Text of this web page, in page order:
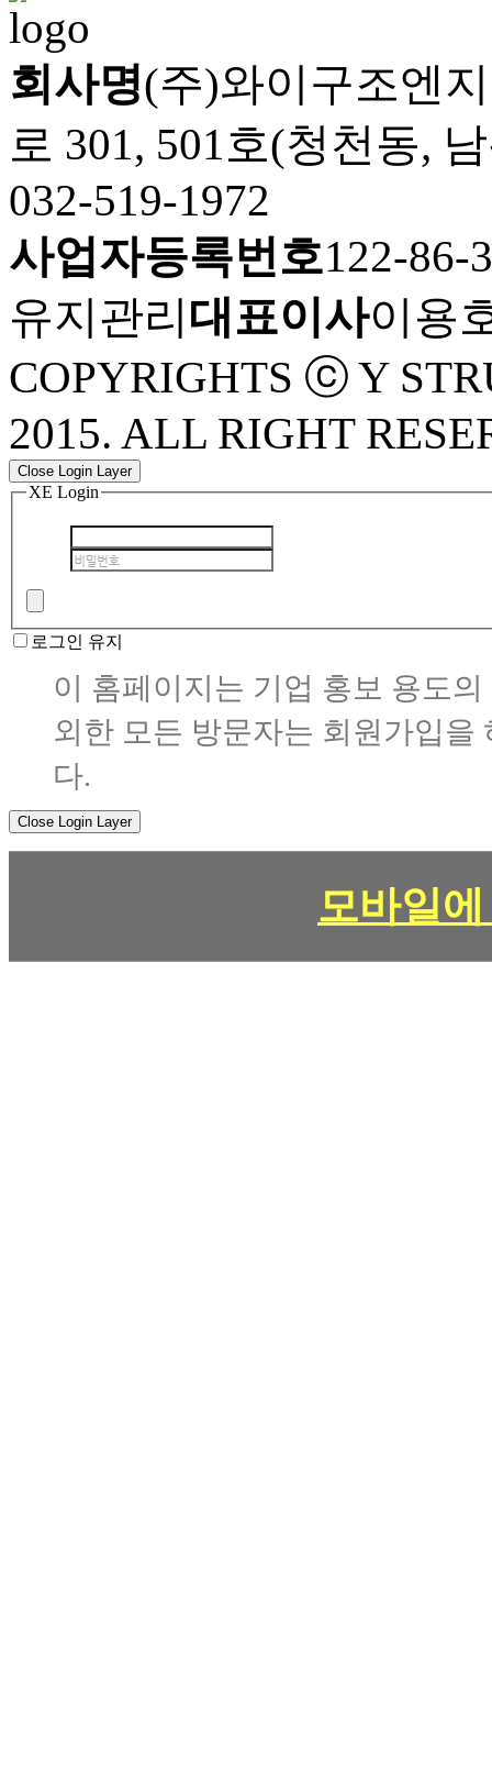
회사명(주)와이구조엔
로 301, 501호(청천동,
032-519-1972
사업자등록번호122-86-
유지관리 대표이사이용
COPYRIGHTS ⓒ Y
2015. ALL RIGHT
Close Login Layer
XE Login
로그인 유지
이 홈페이지는 기업 홍보 용도
외한 모든 방문자는 회원가입
다.
Close Login Layer
모바일